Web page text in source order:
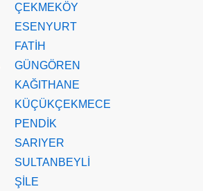
ÇEKMEKÖY
ESENYURT
FATİH
GÜNGÖREN
KAĞITHANE
KÜÇÜKÇEKMECE
PENDİK
SARIYER
SULTANBEYLİ
ŞİLE